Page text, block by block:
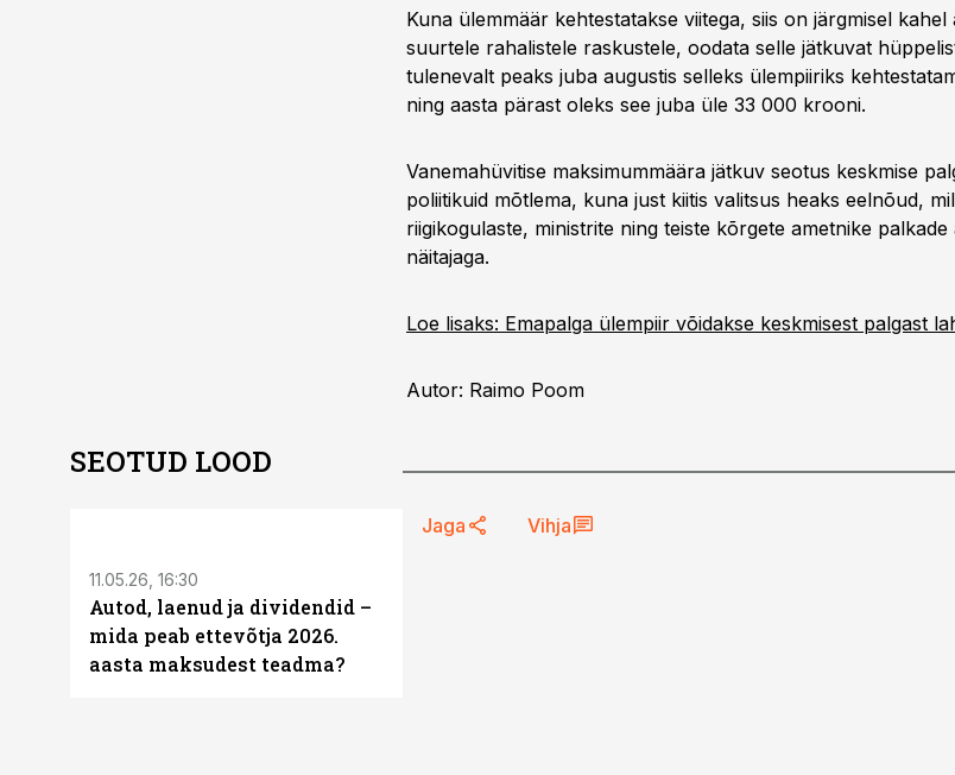
Kuna ülemmäär kehtestatakse viitega, siis on järgmisel kahel
suurtele rahalistele raskustele, oodata selle jätkuvat
tulenevalt peaks juba augustis selleks ülempiiriks
ning aasta pärast oleks see juba üle 33 000 krooni.
Vanemahüvitise maksimummäära jätkuv seotus keskmise
poliitikuid mõtlema, kuna just kiitis valitsus heaks eelnõud,
riigikogulaste, ministrite ning teiste kõrgete ametnike
näitajaga.
Loe lisaks: Emapalga ülempiir võidakse keskmisest palgast
Autor: Raimo Poom
Jaga Vihja
SEOTUD LOOD
11.05.26, 16:30
Autod, laenud ja dividendid –
mida peab ettevõtja 2026.
aasta maksudest teadma?